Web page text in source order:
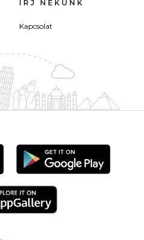
ÍRJ NEKÜNK
Kapcsolat